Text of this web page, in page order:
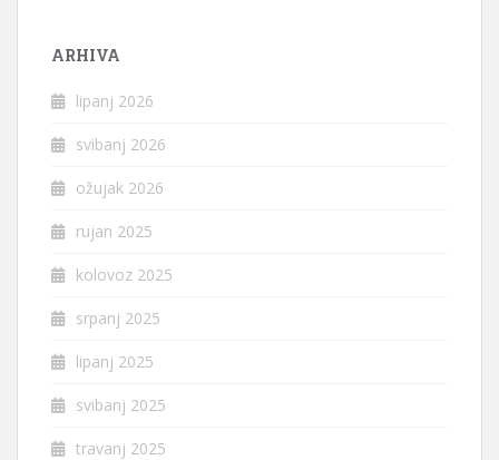
ARHIVA
lipanj 2026
svibanj 2026
ožujak 2026
rujan 2025
kolovoz 2025
srpanj 2025
lipanj 2025
svibanj 2025
travanj 2025